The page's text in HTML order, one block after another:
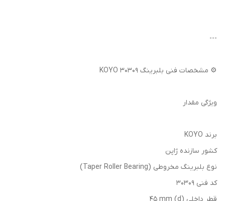
---
⚙️ مشخصات فنی بلبرینگ 30309 KOYO
ویژگی مقدار
برند KOYO
کشور سازنده ژاپن
نوع بلبرینگ مخروطی (Taper Roller Bearing)
کد فنی 30309